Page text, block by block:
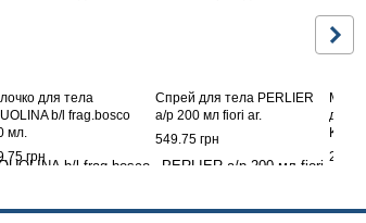
для тела
b/l frag.bosco
мл.
грн
Спрей для тела PERLIER
a/p 200 мл fiori ar.
549.75 грн
для
300